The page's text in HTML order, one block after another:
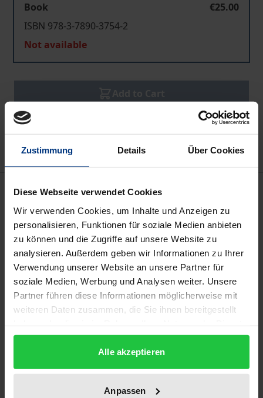
Zustimmung Details Über Cookies
Diese Webseite verwendet Cookies
Wir verwenden Cookies, um Inhalte und Anzeigen zu
personalisieren, Funktionen für soziale Medien anbieten
zu können und die Zugriffe auf unsere Website zu
analysieren. Außerdem geben wir Informationen zu Ihrer
Verwendung unserer Website an unsere Partner für
soziale Medien, Werbung und Analysen weiter. Unsere
Partner führen diese Informationen möglicherweise mit
weiteren Daten zusammen, die Sie ihnen bereitgestellt
gesammelt haben.
Alle akzeptieren
Anpassen
Book
€25.00
ISBN 978-3-7890-3754-2
Not available
Add to Cart
Add to Wish List
Delivery cost notice
Description
Gemeinden und Landkreise befinden sich in der
schwersten Finanzkrise seit Bestehen der
Bundesrepublik. Die wirtschaftliche Rezession, die
Kosten der Vereinigung und die Belastung mit
neuen Aufgaben stellen die kommunalen
Gebietskörperschaften vor die Frage, wie unter den
Aufgaben noch erfüllt werden können. Vor diesem
Hintergrund hat das Institut für Kommunalrecht der
Universität Osnabrück führende Experten aus der
staatlichen und kommunalen Verwaltung sowie der